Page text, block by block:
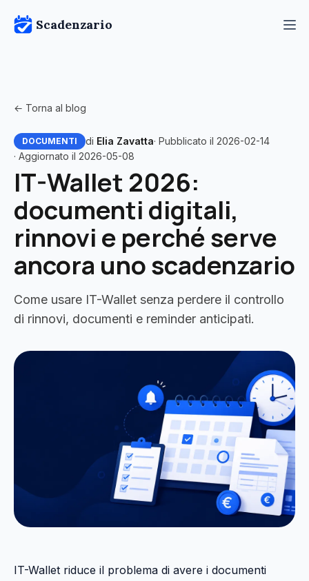
Scadenzario
← Torna al blog
DOCUMENTI di Elia Zavatta· Pubblicato il 2026-02-14
· Aggiornato il 2026-05-08
IT-Wallet 2026:
documenti digitali,
rinnovi e perché serve
ancora uno scadenzario
Come usare IT-Wallet senza perdere il controllo
di rinnovi, documenti e reminder anticipati.
IT-Wallet riduce il problema di avere i documenti